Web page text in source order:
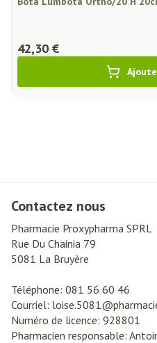
42,30 €
Contactez nous
Pharmacie Proxypharma SPRL
Rue Du Chainia 79
5081 La Bruyère
Téléphone: 081 56 60 46
Courriel: loise.5081@
Numéro de licence: 928801
Pharmacien responsable: